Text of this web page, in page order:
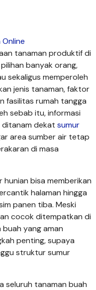
tanaman produktif di
banyak orang,
sekaligus memperoleh
jenis tanaman, faktor
fasilitas rumah tangga
sebab itu, informasi
ditanam dekat sumur
area sumber air tetap
di masa
bisa memberikan
halaman hingga
panen tiba. Meski
cocok ditempatkan di
yang aman
penting, supaya
struktur sumur
seluruh tanaman buah